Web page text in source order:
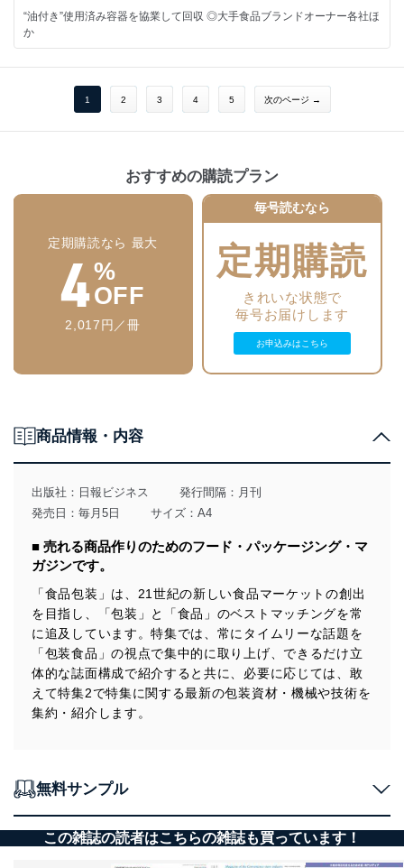
UCDA
高津紙器
広告索引
編集後記 & 次号予定
パッケージ応援団
去りゆく定番ベビーフードへの思い ◎筒巳素
浪速工作所
大和製罐
全国清涼飲料連合会
2025沖縄（うちなー）パック
Information
月刊非食品包装
購読申込書
編集後記 & 次号予定
次回で連載終了のお知らせ ◎ 大須賀弘
■コラム
記念日でたどる 食品包装 歳時記
海外の即席ラーメン ◎ 町田忍
買い間違えて知った「いつも」の開けやすさ ◎ グッディー・容子
■NEWS & TOPICS
JOOPデザインアワード2025
ヤッホーブルーイング
大日本印刷
江崎グリコ
メッセ・デュッセルドルフほか
■その他
業界ウォッチャーズ
包装タイムスダイジェスト
Information
月刊非食品包装
購読申込書
広告索引
■CLOSE UP
「オコメッカラ」シリーズ
生米を電子レンジで調理するリゾットソース◎ ハチ食品
■包装トレンド東西南北
フランス高級ブランドとコラボ◎ 日本盛
「未来の食品システム」を万博で提案◎ 日本テトラパック
■話題ワールドワイド
世界最大級のプラスチック・ゴム産業展が10月開催◎ メッセ・デュッセ
元・開発者の視点～食品包装現場見聞録と未来に向けて～
家庭用電子レンジが変わった ◎ 小林光
コストコ（Costco Wholesale Corporation） ◎ 松田修成
消費者基本法 ◎ 大須賀弘
RFタグ進化論
マルチアングル ◎ 寺浦信之
■コラム
記念日でたどる 食品包装 歳時記
夏場を迎えるこれからが最盛期 ◎ 7月2日は「夏の長野県産レタスの日」
庶民文化の図像学
紙パックへの工夫で伝わる商品特徴 ◎ 筒巳素
■NEWS & TOPICS
“油付き”使用済み容器を協業して回収 ◎大手食品ブランドオーナー各社ほ
か
包装が重要な防災備蓄食もテーマに ◎FOOMA JAPAN 2025
プラ使用量の削減に貢献するシステム ◎日本ポリスター（FOOMA
JAPAN 2025出展）
“包装と食”の専門イベントに高まる評価 ◎2025札幌パック
多目的充填・搬送システムを提案 ◎Unifiller Japan（2025札幌パック出
展）
■CLOSE UP
「レンジでごちそう」シリーズ
ィングス
■FPレポート
大阪・関西万博メディアデールポ ◎2025年日本国際博覧会
■需要トレンド最前線
絵巻ラベルに“紀行文”を和・英で ◎THREE
■話題ワールドワイド
世界最大規模の国際飲料展が9月に開催 ◎drinktec 2025 国際飲料・液状
食品技術専門見本市
1 2 3 4 5 次のページ →
おすすめの購読プラン
定期購読なら 最大
4%
OFF
2,017円／冊
毎号読むなら
定期購読
きれいな状態で
毎号お届けします
お申込みはこちら
商品情報・内容
出版社： 日報ビジネス
発行間隔：月刊
発売日：毎月5日
サイズ：A4
■ 売れる商品作りのためのフード・パッケージング・マ
ガジンです。
「食品包装」は、21世紀の新しい食品マーケットの創出
を目指し、「包装」と「食品」のベストマッチングを常
に追及しています。特集では、常にタイムリーな話題を
「包装食品」の視点で集中的に取り上げ、できるだけ立
体的な誌面構成で紹介すると共に、必要に応じては、敢
えて特集2で特集に関する最新の包装資材・機械や技術を
集約・紹介します。
無料サンプル
この雑誌の読者はこちらの雑誌も買っています！